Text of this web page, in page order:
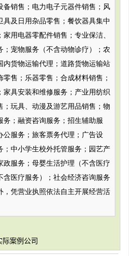
备销售；电力电子元器件销售；风
具及日用杂品零售；餐饮器具集中
用电器零配件销售；专业保洁、
；宠物服务（不含动物诊疗）；农
内货物运输代理；道路货物运输站
售；乐器零售；合成材料销售；
家具安装和维修服务；产业用纺织
；玩具、动漫及游艺用品销售；物
务；融资咨询服务；招生辅助服
公服务；旅客票务代理；广告设
；中小学生校外托管服务；园艺产
政服务；母婴生活护理（不含医疗
含医疗服务）；社会经济咨询服务
，凭营业执照依法自主开展经营活
案例公司